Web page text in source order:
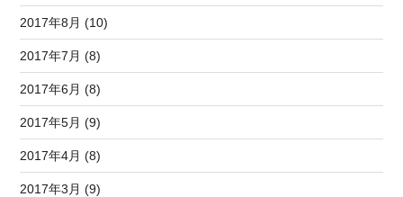
2017年8月 (10)
2017年7月 (8)
2017年6月 (8)
2017年5月 (9)
2017年4月 (8)
2017年3月 (9)